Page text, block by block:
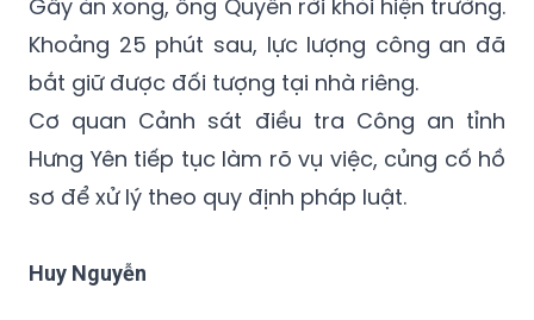
bắt giữ được đối tượng tại nhà riêng.
Cơ quan Cảnh sát điều tra Công an tỉnh
Hưng Yên tiếp tục làm rõ vụ việc, củng cố hồ
sơ để xử lý theo quy định pháp luật.
Huy Nguyễn
Hưng Yên